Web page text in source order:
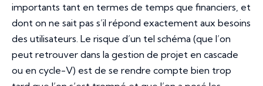
importants tant en termes de temps que financiers, et
dont on ne sait pas s’il répond exactement aux besoins
des utilisateurs. Le risque d’un tel schéma (que l’on
peut retrouver dans la gestion de projet en cascade
ou en cycle-V) est de se rendre compte bien trop